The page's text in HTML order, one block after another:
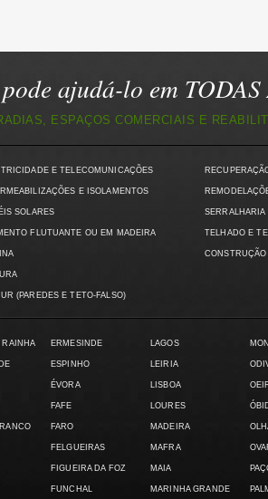
ajudá-lo em
ESPAÇOS COMERCIAIS E
E TELECOMUNICAÇÕES
E ISOLAMENTOS
SOLARES
FLUTUANTE OU EM MADEIRA
(PAREDES E TETO-FALSO)
SERRALHARIA
TELHADO E
RAINHA ERMESINDE
ESPINHO
ÉVORA
FAFE
FARO
FELGUEIRAS
FIGUEIRA DA FOZ
FUNCHAL
LAGOS
LEIRIA
LISBOA
LOURES
MADEIRA
MAFRA
MAIA
MARINHA GRANDE